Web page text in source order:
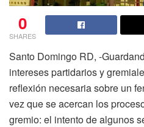
0
SHARES
Santo Domingo RD, -
intereses partidarios y
reflexión necesaria sobre un
vez que se acercan los
gremio: el intento de algunos